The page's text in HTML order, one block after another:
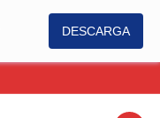
DESCARGA